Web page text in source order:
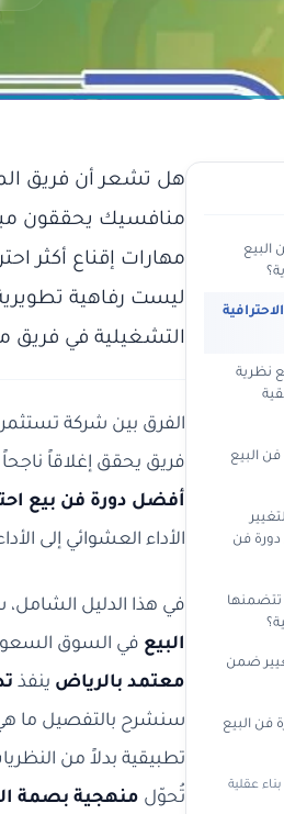
هل تشعر أن فريق
منافسيك يحققون
مهارات إقناع أكثر
ليست رفاهية
التشغيلية في فريق
الفرق بين شركة
فريق يحقق إغلاقاً ناجحاً في 4 من كل 10 محادثات، وفريق يصارع ليغلق صفقة من كل 20 محاولة. هنا
أفضل دورة فن بيع
الأداء العشوائي إلى
في هذا الدليل
البيع في السوق
معتمد بالرياض ينفذ
سنشرح بالتفصيل ما
تطبيقية بدلاً من
تُحوّل منهجية بصمة
البيع
نظرية
البيع
دورة فن
تتضمنها
ضمن
فن البيع
عقلية